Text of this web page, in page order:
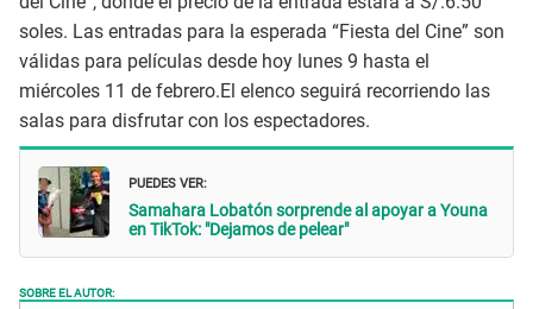
soles. Las entradas para la esperada “Fiesta del Cine” son
válidas para películas desde hoy lunes 9 hasta el
miércoles 11 de febrero.El elenco seguirá recorriendo las
salas para disfrutar con los espectadores.
PUEDES VER:
Samahara Lobatón sorprende al apoyar a Youna
en TikTok: "Dejamos de pelear"
SOBRE EL AUTOR: